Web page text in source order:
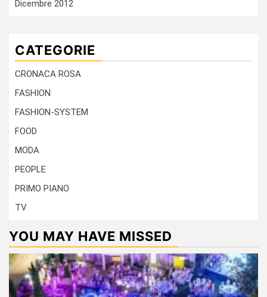
Dicembre 2012
CATEGORIE
CRONACA ROSA
FASHION
FASHION-SYSTEM
FOOD
MODA
PEOPLE
PRIMO PIANO
TV
YOU MAY HAVE MISSED